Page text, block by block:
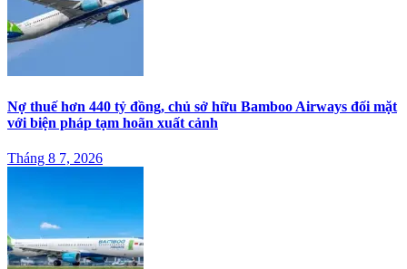
Nợ thuế hơn 440 tỷ đồng, chủ sở hữu Bamboo Airways đối mặt
với biện pháp tạm hoãn xuất cảnh
Tháng 8 7, 2026